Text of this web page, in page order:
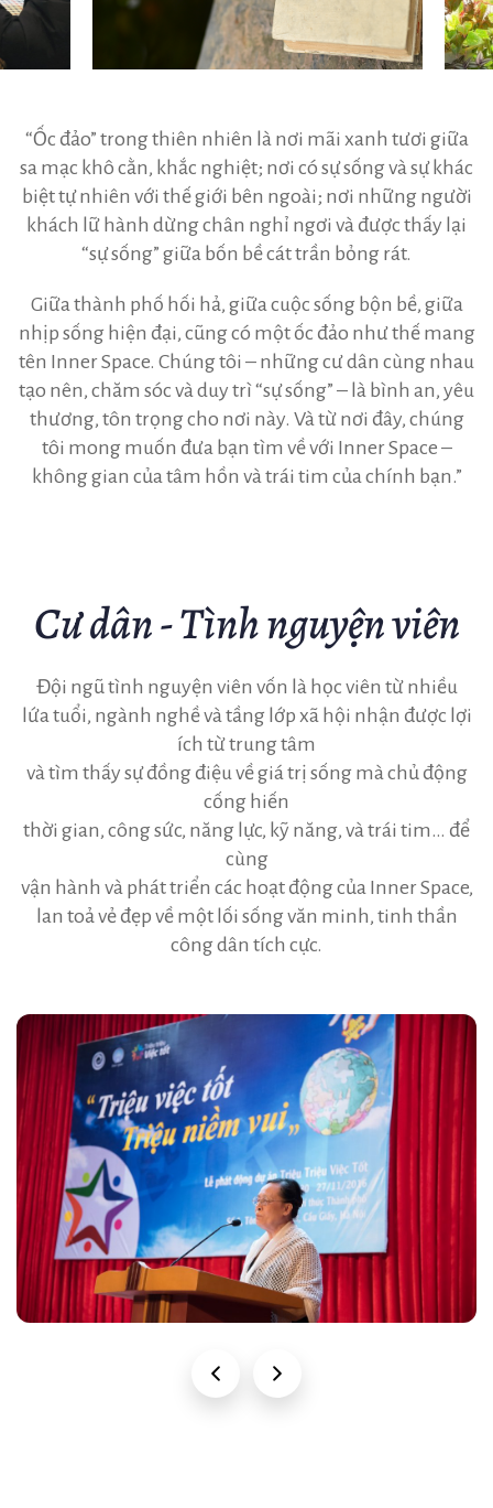
“Ốc đảo” trong thiên nhiên là nơi mãi xanh tươi giữa
sa mạc khô cằn, khắc nghiệt; nơi có sự sống và sự khác
biệt tự nhiên với thế giới bên ngoài; nơi những người
khách lữ hành dừng chân nghỉ ngơi và được thấy lại
“sự sống” giữa bốn bề cát trần bỏng rát.
Giữa thành phố hối hả, giữa cuộc sống bộn bề, giữa
nhịp sống hiện đại, cũng có một ốc đảo như thế mang
tên Inner Space. Chúng tôi – những cư dân cùng nhau
tạo nên, chăm sóc và duy trì “sự sống” – là bình an, yêu
thương, tôn trọng cho nơi này. Và từ nơi đây, chúng
tôi mong muốn đưa bạn tìm về với Inner Space –
không gian của tâm hồn và trái tim của chính bạn.”
Cư dân - Tình nguyện viên
Đội ngũ tình nguyện viên vốn là học viên từ nhiều
lứa tuổi, ngành nghề và tầng lớp xã hội nhận được lợi
ích từ trung tâm
và tìm thấy sự đồng điệu về giá trị sống mà chủ động
cống hiến
thời gian, công sức, năng lực, kỹ năng, và trái tim… để
cùng
vận hành và phát triển các hoạt động của Inner Space,
lan toả vẻ đẹp về một lối sống văn minh, tinh thần
công dân tích cực.
Cô Đặng Kim Nhung